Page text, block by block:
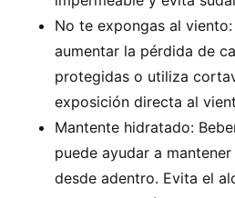
No te expongas al
aumentar la pérdida de
protegidas o utiliza
exposición directa al
Mantente hidratado:
puede ayudar a
desde adentro. Evita el